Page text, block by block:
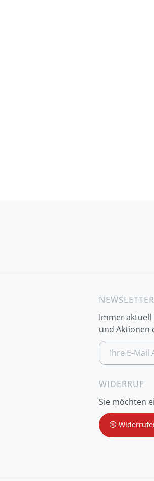
NEWSLETTER
Immer aktuell
und Aktionen
A
m
d
n
z
u
WIDERRUF
Sie möchten